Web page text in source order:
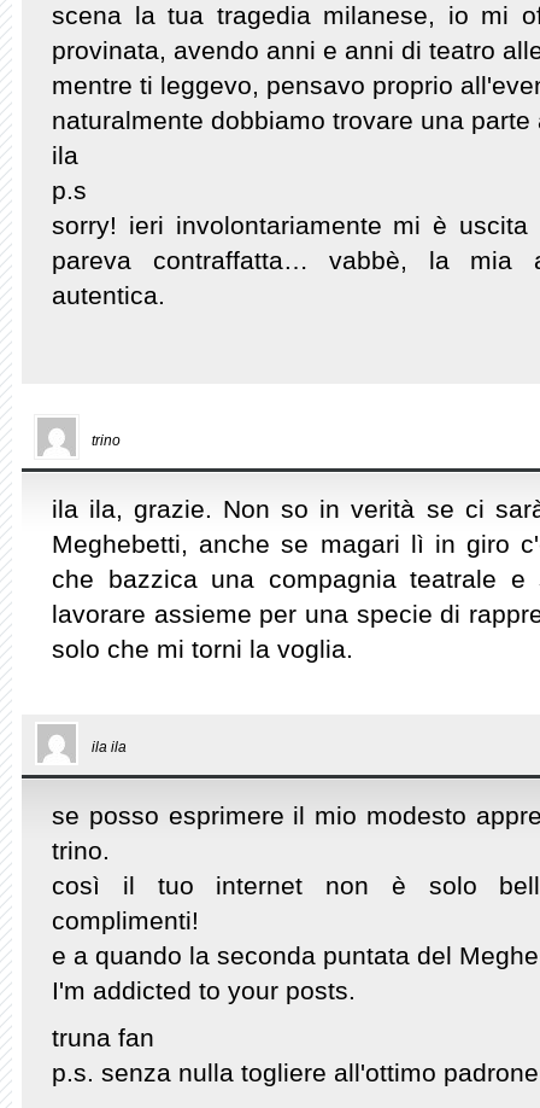
scena la tua tragedia milanese, io mi
provinata, avendo anni e anni di teatro
mentre ti leggevo, pensavo proprio
naturalmente dobbiamo trovare una parte
ila
p.s
sorry! ieri involontariamente mi è
pareva contraffatta… vabbè, la mia
autentica.
trino
ila ila, grazie. Non so in verità se ci
Meghebetti, anche se magari lì in giro
che bazzica una compagnia teatrale
lavorare assieme per una specie di
solo che mi torni la voglia.
ila ila
se posso esprimere il mio modesto
trino.
così il tuo internet non è solo
complimenti!
e a quando la seconda puntata del
I'm addicted to your posts.
truna fan
p.s. senza nulla togliere all'ottimo